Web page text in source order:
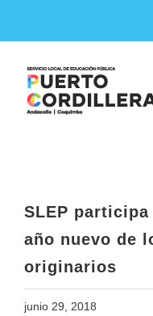
SLEP
año nuevo de
originarios
junio 29, 2018